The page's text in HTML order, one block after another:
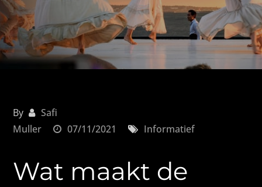
By
Safi
Muller
07/11/2021 Informatief
Wat maakt de